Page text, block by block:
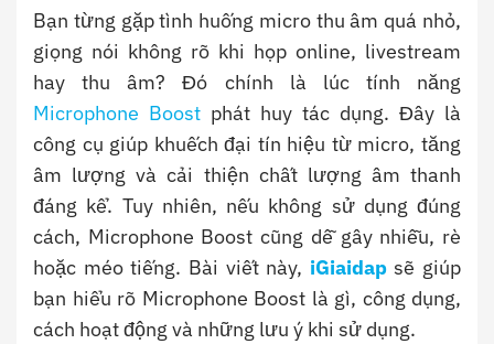
Bạn từng gặp tình huống micro thu âm quá nhỏ,
giọng nói không rõ khi họp online, livestream
hay thu âm? Đó chính là lúc tính năng
Microphone Boost phát huy tác dụng. Đây là
công cụ giúp khuếch đại tín hiệu từ micro, tăng
âm lượng và cải thiện chất lượng âm thanh
đáng kể. Tuy nhiên, nếu không sử dụng đúng
cách, Microphone Boost cũng dễ gây nhiễu, rè
hoặc méo tiếng. Bài viết này, iGiaidapsẽ giúp
bạn hiểu rõ Microphone Boost là gì, công dụng,
cách hoạt động và những lưu ý khi sử dụng.